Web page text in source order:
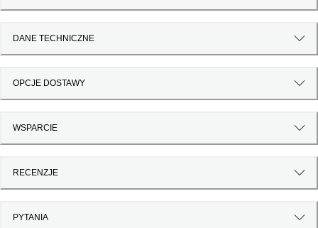
DANE TECHNICZNE
OPCJE DOSTAWY
WSPARCIE
RECENZJE
PYTANIA